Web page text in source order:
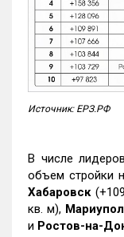
Источник: ЕРЗ.РФ
В числе
объем стройки
Хабаровск
кв. м),
и Ростов-на-